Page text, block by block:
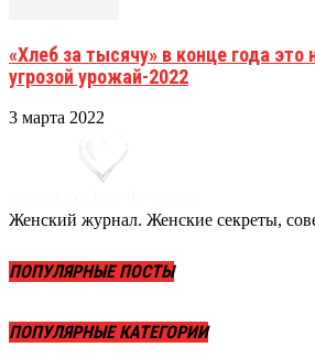
«Хлеб за тысячу» в конце года
угрозой урожай-2022
3 марта 2022
Женский журнал. Женские секреты,
ПОПУЛЯРНЫЕ ПОСТЫ
ПОПУЛЯРНЫЕ КАТЕГОРИИ